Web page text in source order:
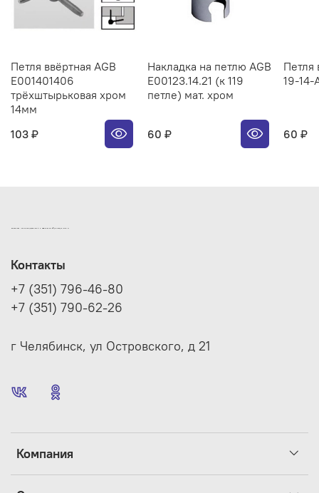
Петля ввёртная AGB
E001401406
трёхштырьковая хром
14мм
103 ₽
Накладка на петлю AGB
E00123.14.21 (к 119
петле) мат. хром
60 ₽
Петля
19-14-
60 ₽
Компания
Контакты
+7 (351) 796-46-80
+7 (351) 790-62-26
г Челябинск, ул Островского, д 21